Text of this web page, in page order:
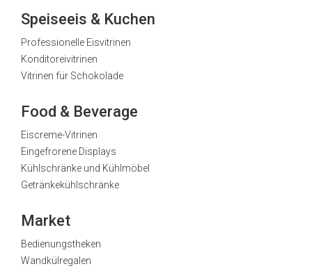
Speiseeis & Kuchen
Professionelle Eisvitrinen
Konditoreivitrinen
Vitrinen für Schokolade
Food & Beverage
Eiscreme-Vitrinen
Eingefrorene Displays
Kühlschränke und Kühlmöbel
Getränkekühlschränke
Market
Bedienungstheken
Wandkülregalen